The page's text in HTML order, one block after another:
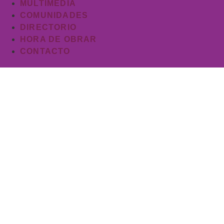
MULTIMEDIA
COMUNIDADES
DIRECTORIO
HORA DE OBRAR
CONTACTO